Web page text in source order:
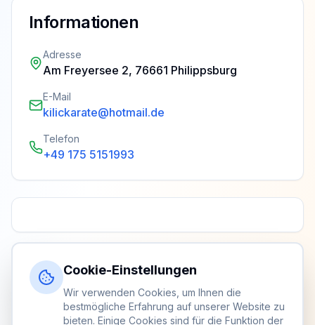
Informationen
Adresse
Am Freyersee 2, 76661 Philippsburg
E-Mail
kilickarate@hotmail.de
Telefon
+49 175 5151993
Cookie-Einstellungen
Wir verwenden Cookies, um Ihnen die
bestmögliche Erfahrung auf unserer Website zu
bieten. Einige Cookies sind für die Funktion der